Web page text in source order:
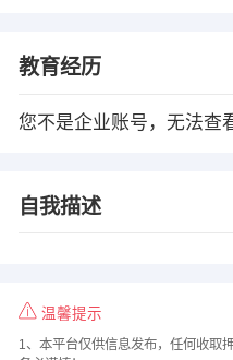
教育经历
您不是企业账号，无法查
自我描述
温馨提示
1、本平台仅供信息发布，任何收取